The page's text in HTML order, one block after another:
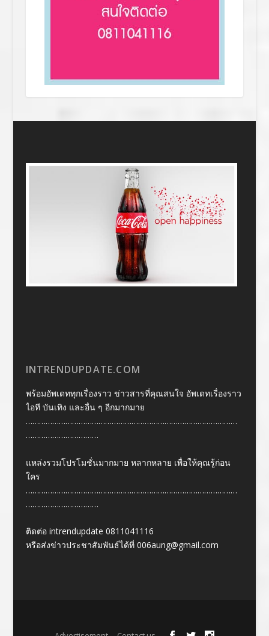
INTRENDUPDATE.COM
พร้อมอัพเดททุกเรื่องราว ข่าวสารที่คุณสนใจ อัพเดทเรื่องราว
ไอที บันเทิง และอื่น ๆ อีกมากมาย
……………………………………………………………………………………
……………………………
แหล่งรวมโปรโมชั่นมากมาย หลากหลาย เพื่อให้คุณรู้ก่อน
ใคร
……………………………………………………………………………………
……………………………
ติดต่อ intrendupdate 0811041116
หรือส่งข่าวประชาสัมพันธ์ได้ที่ 006aung@gmail.com